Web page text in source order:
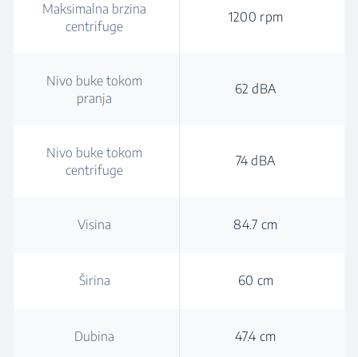
Maksimalna brzina
centrifuge
1200 rpm
Nivo buke tokom
pranja
62 dBA
Nivo buke tokom
centrifuge
74 dBA
Visina 84.7 cm
Širina 60 cm
Dubina 47.4 cm